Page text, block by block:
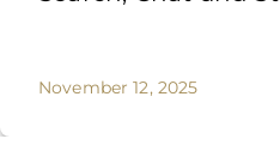
November 12, 2025